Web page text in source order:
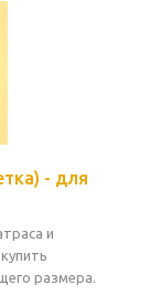
- для
и
размера.